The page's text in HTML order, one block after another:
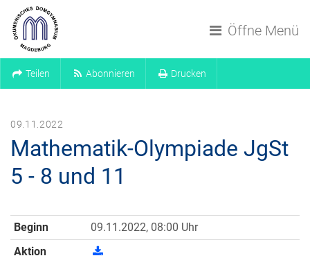
Öffne Menü
Teilen Abonnieren Drucken
09.11.2022
Mathematik-Olympiade JgSt
5 - 8 und 11
Beginn
09.11.2022, 08:00 Uhr
Aktion